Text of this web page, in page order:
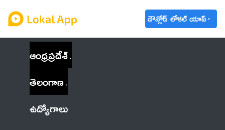
డౌన్లోడ్ లోకల్ యాప్
ఆంధ్రప్రదేశ్
తెలంగాణ
ఉద్యోగాలు